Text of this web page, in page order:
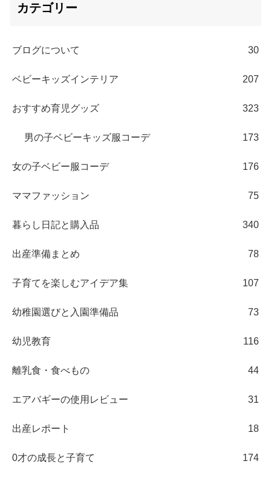
カテゴリー
ブログについて 30
ベビーキッズインテリア 207
おすすめ育児グッズ 323
男の子ベビーキッズ服コーデ 173
女の子ベビー服コーデ 176
ママファッション 75
暮らし日記と購入品 340
出産準備まとめ 78
子育てを楽しむアイデア集 107
幼稚園選びと入園準備品 73
幼児教育 116
離乳食・食べもの 44
エアバギーの使用レビュー 31
出産レポート 18
0才の成長と子育て 174